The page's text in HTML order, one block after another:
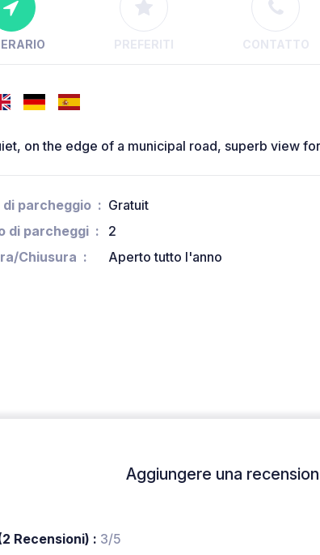
PREFERITI CONTATTO
on the edge of a municipal road, superb view
di parcheggio
Gratuit
di parcheggi
2
Chiusura
Aperto tutto l'anno
Aggiungere una
Recensioni) : 3/5